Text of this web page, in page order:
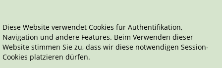
Una McCormack
Diese Website verwendet Cookies für Authentifikation,
Navigation und andere Features. Beim Verwenden dieser
Website stimmen Sie zu, dass wir diese notwendigen Session-
Cookies platzieren dürfen.